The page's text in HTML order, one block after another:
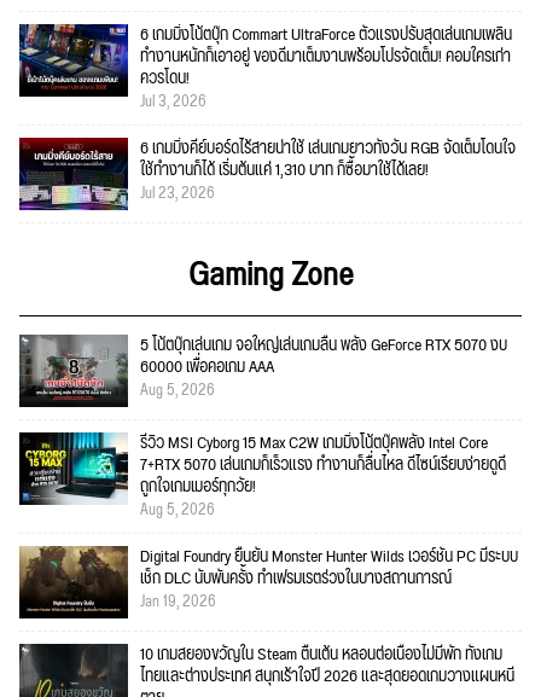
6 เกมมิ่งโน้ตบุ๊ก Commart UltraForce ตัวแรงปรับสุดเล่นเกมเพลิน
ทำงานหนักก็เอาอยู่ ของดีมาเต็มงานพร้อมโปรจัดเต็ม! คอมใครเก่า
ควรโดน!
Jul 3, 2026
6 เกมมิ่งคีย์บอร์ดไร้สายน่าใช้ เล่นเกมยาวทั้งวัน RGB จัดเต็มโดนใจ
ใช้ทำงานก็ได้ เริ่มต้นแค่ 1,310 บาท ก็ซื้อมาใช้ได้เลย!
Jul 23, 2026
Gaming Zone
5 โน้ตบุ๊กเล่นเกม จอใหญ่เล่นเกมลื่น พลัง GeForce RTX 5070 งบ
60000 เพื่อคอเกม AAA
Aug 5, 2026
รีวิว MSI Cyborg 15 Max C2W เกมมิ่งโน้ตบุ๊คพลัง Intel Core
7+RTX 5070 เล่นเกมก็เร็วแรง ทำงานก็ลื่นไหล ดีไซน์เรียบง่ายดูดี
ถูกใจเกมเมอร์ทุกวัย!
Aug 5, 2026
Digital Foundry ยืนยัน Monster Hunter Wilds เวอร์ชัน PC มีระบบ
เช็ก DLC นับพันครั้ง ทำเฟรมเรตร่วงในบางสถานการณ์
Jan 19, 2026
10 เกมสยองขวัญใน Steam ตื่นเต้น หลอนต่อเนื่องไม่มีพัก ทั้งเกม
ไทยและต่างประเทศ สนุกเร้าใจปี 2026 และสุดยอดเกมวางแผนหนี